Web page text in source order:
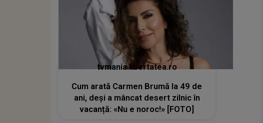
tvmania.libertatea.ro
Cum arată Carmen Brumă la 49 de
ani, deși a mâncat desert zilnic în
vacanță: «Nu e noroc!» [FOTO]